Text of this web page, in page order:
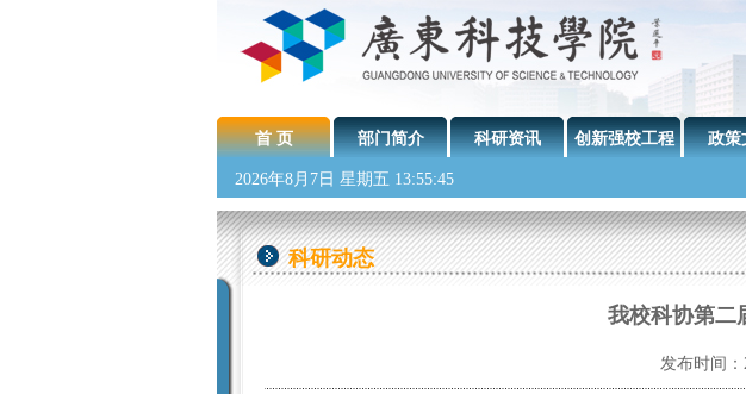
首 页 部门简介 科研资讯 创新强校工程 政策
2026年8月7日 星期五 13:55:47
科研动态
我校科协第二
发布时间